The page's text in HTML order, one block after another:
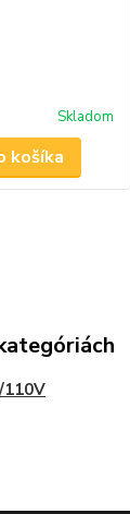
Skladom
košíka